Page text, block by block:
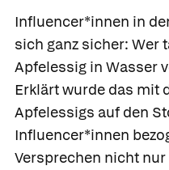
Influencer*innen in
sich ganz sicher: Wer
Apfelessig in Wasser
Erklärt wurde das mit
Apfelessigs auf den
Influencer*innen
Versprechen nicht